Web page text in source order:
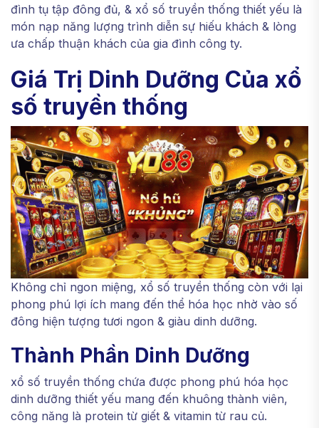
đình tụ tập đông đủ, & xổ số truyền thống thiết yếu là
món nạp năng lượng trình diễn sự hiếu khách & lòng
ưa chấp thuận khách của gia đình công ty.
Giá Trị Dinh Dưỡng Của xổ
số truyền thống
Không chỉ ngon miệng, xổ số truyền thống còn với lại
phong phú lợi ích mang đến thể hóa học nhờ vào số
đông hiện tượng tươi ngon & giàu dinh dưỡng.
Thành Phần Dinh Dưỡng
xổ số truyền thống chứa được phong phú hóa học
dinh dưỡng thiết yếu mang đến khuông thành viên,
công năng là protein từ giết & vitamin từ rau củ.